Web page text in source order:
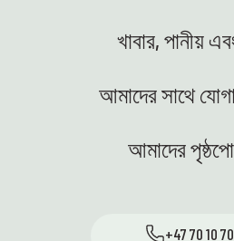
খাবার, পানীয়
আমাদের সাথে
আমাদের
+47 70 10